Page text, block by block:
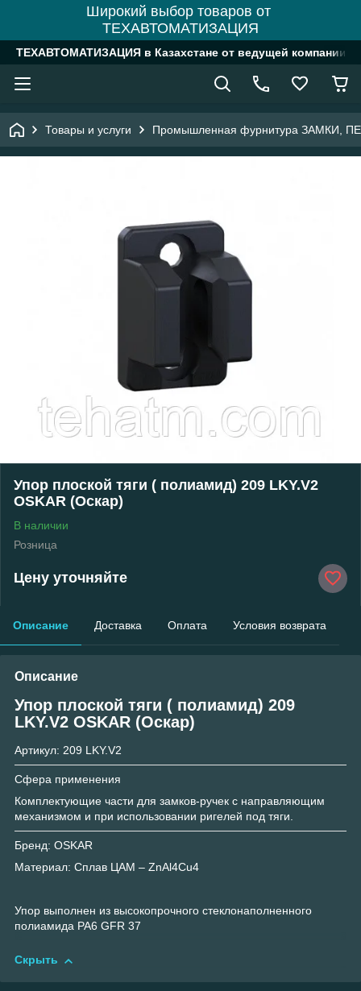
Широкий выбор товаров от
ТЕХАВТОМАТИЗАЦИЯ
ТЕХАВТОМАТИЗАЦИЯ в Казахстане от ведущей компании
Товары и услуги Промышленная фурнитура ЗАМКИ,
Упор плоской тяги ( полиамид) 209 LKY.V2
OSKAR (Оскар)
В наличии
Розница
Цену уточняйте
Описание Доставка Оплата Условия возврата
Описание
Упор плоской тяги ( полиамид) 209
LKY.V2 OSKAR (Оскар)
Артикул: 209 LKY.V2
Сфера применения
Комплектующие части для замков-ручек с направляющим
механизмом и при использовании ригелей под тяги.
Бренд: OSKAR
Материал: Сплав ЦАМ – ZnAl4Cu4
Упор выполнен из высокопрочного стеклонаполненного
полиамида PA6 GFR 37
Скрыть